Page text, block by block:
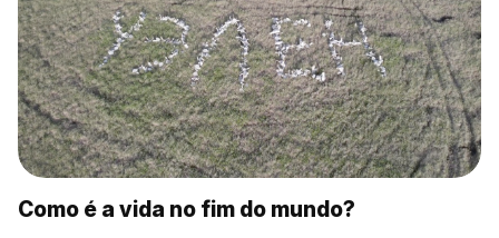
Como é a vida no fim do mundo?